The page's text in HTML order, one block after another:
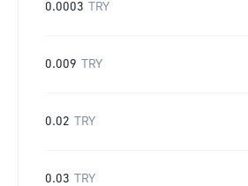
0.0003 TRY
0.009 TRY
0.02 TRY
0.03 TRY